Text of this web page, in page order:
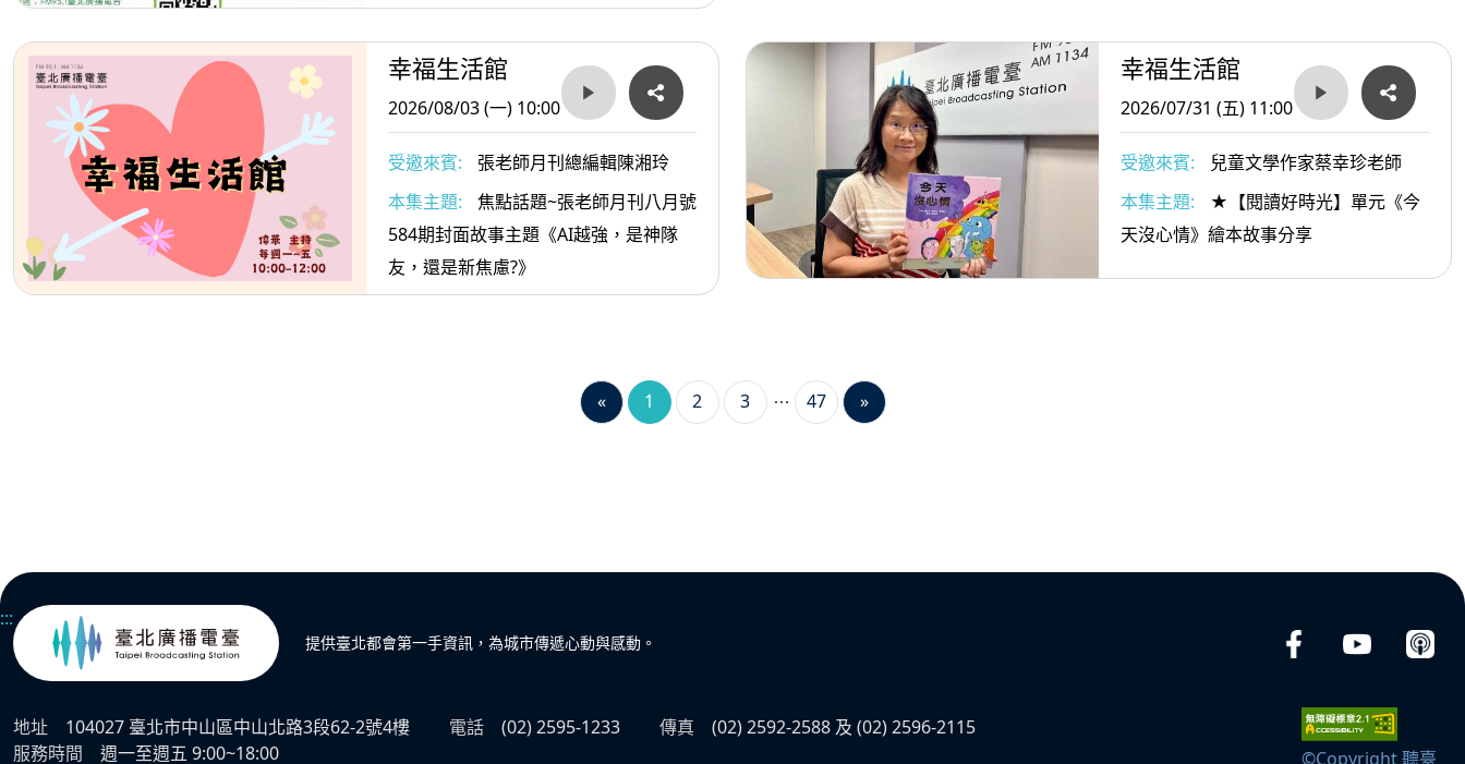
駕的危害
幸福生活館
2026/08/03 (一) 10:00
受邀來賓:
張老師月刊總編輯陳湘玲
本集主題:
焦點話題~張老師月刊八月號
584期封面故事主題《AI越強，是神隊
友，還是新焦慮?》
幸福生活館
2026/07/31 (五) 11:00
受邀來賓:
兒童文學作家蔡幸珍老師
本集主題:
★【閱讀好時光】單元《今
天沒心情》繪本故事分享
« 1 2 3 47 »
:::
提供臺北都會第一手資訊，為城市傳遞心動與感動。
地址 104027 臺北市中山區中山北路3段62-2號4樓 電話 (02) 2595-1233 傳真
(02) 2592-2588 及 (02) 2596-2115
服務時間
週一至週五 9:00~18:00 ©Copyright 聽臺